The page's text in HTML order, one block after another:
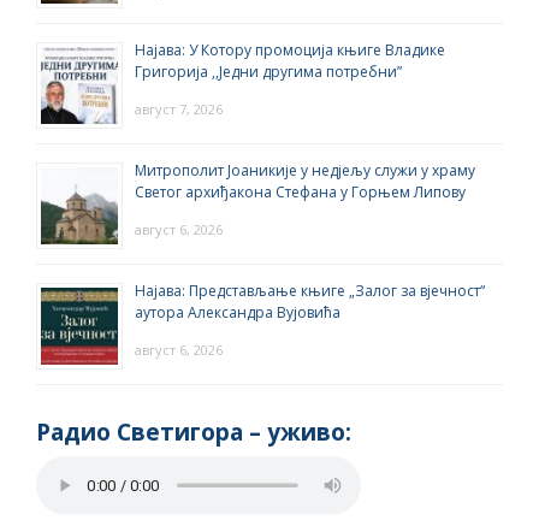
Најава: У Котору промоција књиге Владике
Григорија ,,Једни другима потребни”
август 7, 2026
Митрополит Јоаникије у недјељу служи у храму
Светог архиђакона Стефана у Горњем Липову
август 6, 2026
Најава: Представљање књиге „Залог за вјечност“
аутора Александра Вујовића
август 6, 2026
Радио Светигора – yживо: